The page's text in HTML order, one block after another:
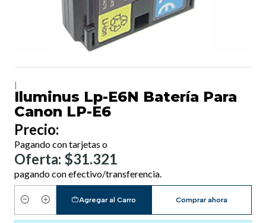
Iluminus Lp-E6N Batería Para
Canon LP-E6
Precio:
Pagando con tarjetas o
Oferta: $31.321
pagando con efectivo/transferencia.
Cantidad
Agregar al Carro Comprar ahora